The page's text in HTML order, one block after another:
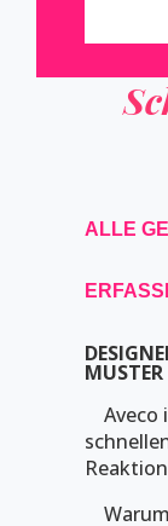
ALLE
MUSTER
Aveco